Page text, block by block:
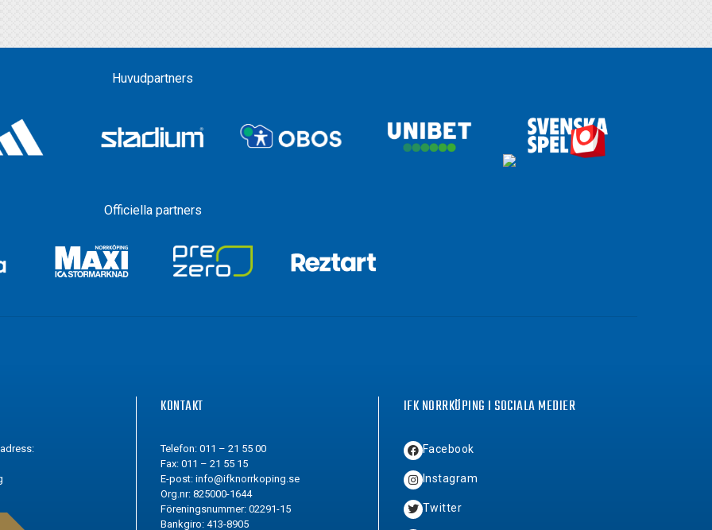
Huvudpartners
Officiella partners
KONTAKT
Telefon: 011 – 21 55 00
Fax: 011 – 21 55 15
E-post:info@ifknorrkoping.se
Org.nr: 825000-1644
Föreningsnummer: 02291-15
Bankgiro: 413-8905
IFK NORRKÖPING I SOCIALA MEDIER
Facebook
Instagram
Twitter